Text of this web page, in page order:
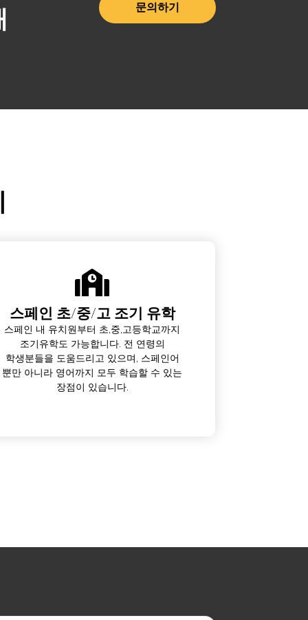
문의하기
스페인 초/중/고 조기 유학
스페인 내 유치원부터 초,중,고등학교까지
조기유학도 가능합니다. 전 연령의
학생분들을 도움드리고 있으며, 스페인어
뿐만 아니라 영어까지 모두 학습할 수 있는
장점이 있습니다.